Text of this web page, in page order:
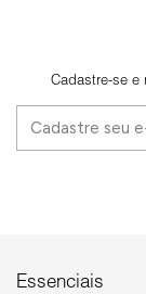
Cadastre-se e
Essenciais